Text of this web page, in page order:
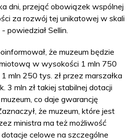
dni, przejąć obowiązek wspólnej
za rozwój tej unikatowej w skali
powiedział Sellin.
że muzeum będzie
w wysokości 1 mln 750
mln 250 tys. zł przez marszałka
3 mln zł takiej stabilnej dotacji
co daje gwarancję
że muzeum, które jest
ministra ma też możliwość
celowe na szczególne